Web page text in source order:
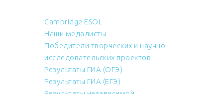
Cambridge ESOL
Наши медалисты
Победители творческих и научно-
исследовательских проектов
Результаты ГИА (ОГЭ)
Результаты ГИА (ЕГЭ)